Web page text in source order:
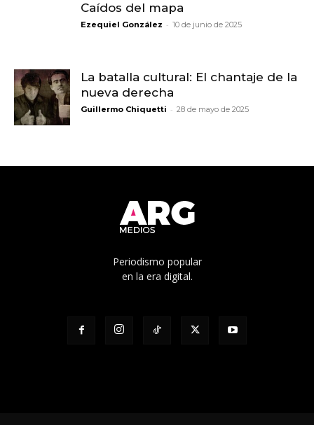
Caídos del mapa
Ezequiel González - 10 de junio de 2025
La batalla cultural: El chantaje de la
nueva derecha
Guillermo Chiquetti - 28 de mayo de 2025
Periodismo popular
en la era digital.